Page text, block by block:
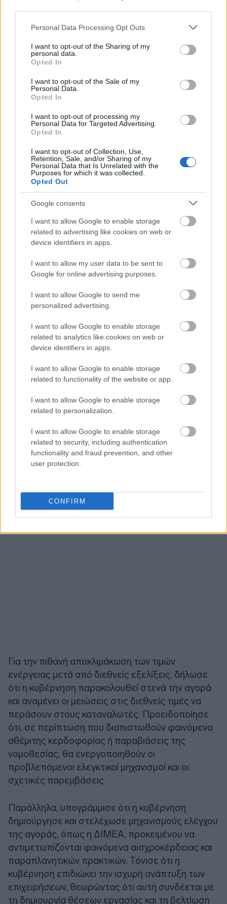
Please note that this website/app uses one or more Google
not limited to your visit or usage behaviour. You may click to
grant or deny consent to Google and its third-party tags to
use your data for below specified purposes in below Google
consent section.
Personal Data Processing Opt Outs
I want to opt-out of the Sharing of my
personal data.
Opted In
I want to opt-out of the Sale of my
Personal Data.
Opted In
I want to opt-out of processing my
Personal Data for Targeted Advertising.
Opted In
I want to opt-out of Collection, Use,
Retention, Sale, and/or Sharing of my
Personal Data that Is Unrelated with the
Purposes for which it was collected.
Opted Out
Google consents
I want to allow Google to enable storage
related to advertising like cookies on web or
device identifiers in apps.
I want to allow my user data to be sent to
Google for online advertising purposes.
I want to allow Google to send me
personalized advertising.
I want to allow Google to enable storage
related to analytics like cookies on web or
device identifiers in apps.
I want to allow Google to enable storage
related to functionality of the website or app.
I want to allow Google to enable storage
related to personalization.
I want to allow Google to enable storage
related to security, including authentication
functionality and fraud prevention, and other
user protection.
CONFIRM
κυβέρνηση από τα δεξιά της, ο κ. Μαρινάκης
ανέφερε ότι υπάρχουν τομείς όπου η κριτική είναι
θεμιτή, όπως το κόστος ζωής και οι υποδομές,
αφορούν την άμυνα και την εξωτερική πολιτική.
«Έχω απαντήσει πάρα πολλές φορές ότι
υπάρχουν πολλά πεδία κριτικής, όλη την κριτική
οφείλουμε να την ακούμε, όλες τις επιμέρους
κριτικές οφείλουμε να τις ακούμε, δεν το συζητώ
αλλά υπάρχουν επιμέρους πεδία στα οποία
υπάρχει βάση, όπως είναι για παράδειγμα το
κόστος ζωής, όπως είναι η βελτίωση των
υποδομών που πρέπει να κάνουμε πολλά
παραπάνω. Έχουμε κάνει αλλά πρέπει να κάνουμε
πολλά παραπάνω. Και υπάρχουν και πεδία
κριτικής που τα θεωρώ από άδικα έως εντελώς
ανυπόστατα, όπως είναι η άμυνα και η εξωτερική
πολιτική. Όσα έκανε η κυβέρνηση Μητσοτάκη σε
7 χρόνια και συνεχίζει να κάνει, δεν έχουν γίνει σε
παριστάνουμε τους πατριώτες με κορώνες»,
τόνισε.
Για την πιθανή αποκλιμάκωση των τιμών
ενέργειας μετά από διεθνείς εξελίξεις, δήλωσε
ότι η κυβέρνηση παρακολουθεί στενά την αγορά
και αναμένει οι μειώσεις στις διεθνείς τιμές να
περάσουν στους καταναλωτές. Προειδοποίησε
ότι, σε περίπτωση που διαπιστωθούν φαινόμενα
αθέμιτης κερδοφορίας ή παραβιάσεις της
νομοθεσίας, θα ενεργοποιηθούν οι
προβλεπόμενοι ελεγκτικοί μηχανισμοί και οι
σχετικές παρεμβάσεις
Παράλληλα, υπογράμμισε ότι η κυβέρνηση
δημιούργησε και στελέχωσε μηχανισμούς ελέγχου
της αγοράς, όπως η ΔΙΜΕΑ, προκειμένου να
αντιμετωπίζονται φαινόμενα αισχροκέρδειας και
παραπλανητικών πρακτικών. Τόνισε ότι η
κυβέρνηση επιδιώκει την ισχυρή ανάπτυξη των
επιχειρήσεων, θεωρώντας ότι αυτή συνδέεται με
τη δημιουργία θέσεων εργασίας και τη βελτίωση